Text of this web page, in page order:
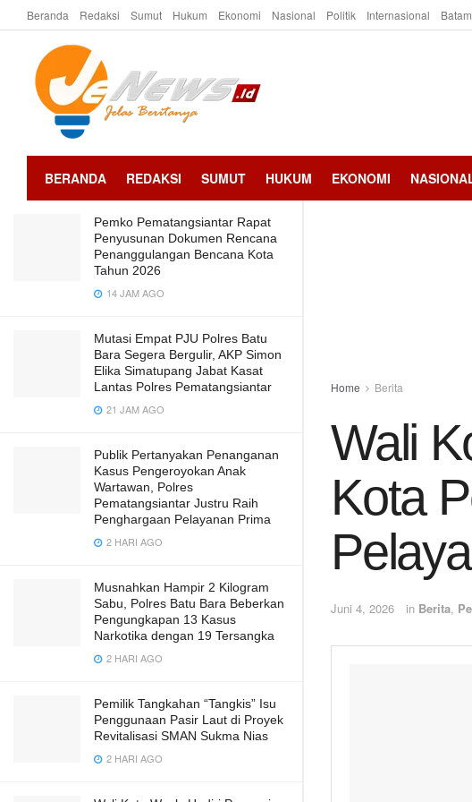
LATEST TRENDING
Wali Kota Wesly Ajak Rumah Sakit di
Kota Pematangsiantar Tingkatkan
Pelayanan
Pemko Pematangsiantar Rapat
Penyusunan Dokumen Rencana
Penanggulangan Bencana Kota
Tahun 2026
14 JAM AGO
Mutasi Empat PJU Polres Batu
Bara Segera Bergulir, AKP Simon
Elika Simatupang Jabat Kasat
Lantas Polres Pematangsiantar
21 JAM AGO
Publik Pertanyakan Penanganan
Kasus Pengeroyokan Anak
Wartawan, Polres
Pematangsiantar Justru Raih
Penghargaan Pelayanan Prima
2 HARI AGO
Musnahkan Hampir 2 Kilogram
Sabu, Polres Batu Bara Beberkan
Pengungkapan 13 Kasus
Narkotika dengan 19 Tersangka
2 HARI AGO
Pemilik Tangkahan “Tangkis” Isu
Penggunaan Pasir Laut di Proyek
Revitalisasi SMAN Sukma Nias
2 HARI AGO
Beranda Redaksi Sumut Hukum Ekonomi Nasional Politik Internasional Batam
BERANDA REDAKSI SUMUT HUKUM EKONOMI
Home Berita
Wali
Kota
Juni 4, 2026 in Berita,